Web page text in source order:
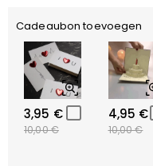
Cadeaubon toevoegen
3,95 €
10,00 €
4,95 €
10,00 €